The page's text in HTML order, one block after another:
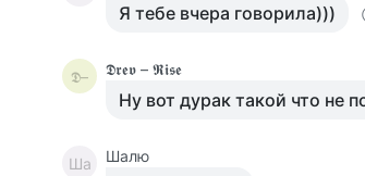
Я тебе вчера говорила)))
𝕯– 𝕯𝖗𝖊𝖛 – 𝕽𝖎𝖘𝖊
Ну вот дурак такой что не
Ша Шалю